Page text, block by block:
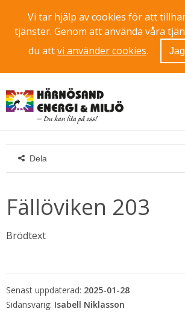
Vi tar hjälp av cookies för att
tjänster. Genom att använda våra
du attvi använder cookies.
Dela
Fällöviken 203
Brödtext
Senast uppdaterad: 2025-01-28
Isabell Niklasson